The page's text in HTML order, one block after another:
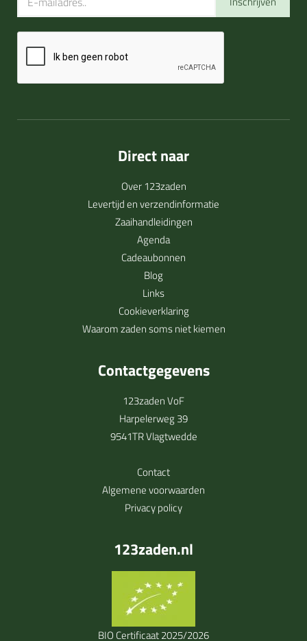
Direct naar
Over 123zaden
Levertijd en verzendinformatie
Zaaihandleidingen
Agenda
Cadeaubonnen
Blog
Links
Cookieverklaring
Waarom zaden soms niet kiemen
Contactgegevens
123zaden VoF
Harpelerweg 39
9541TR Vlagtwedde
Contact
Algemene voorwaarden
Privacy policy
123zaden.nl
BIO Certificaat 2025/2026